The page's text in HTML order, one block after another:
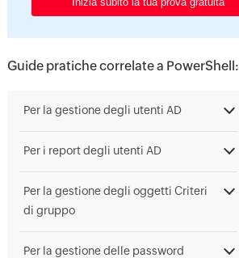
Guide pratiche correlate a PowerShell:
Per la gestione degli utenti AD
Per i report degli utenti AD
Per la gestione degli oggetti Criteri
di gruppo
Per la gestione delle password